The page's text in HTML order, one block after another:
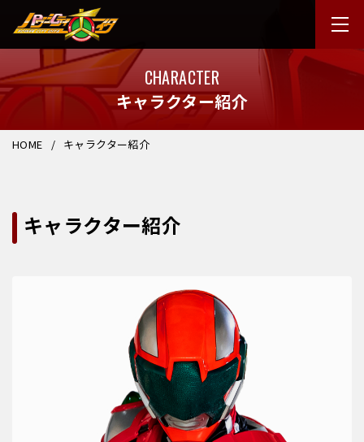
CHARACTER
キャラクター紹介
HOME キャラクター紹介
キャラクター紹介